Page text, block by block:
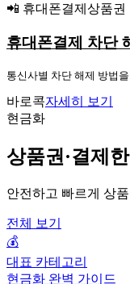
📲 휴대폰결제상품권
휴대폰결제 차단
통신사별 차단 해제 방법
바로콕자세히 보기
현금화
상품권·결제
안전하고 빠르게 상
전체 보기
💰
대표 카테고리
현금화 완벽 가이드